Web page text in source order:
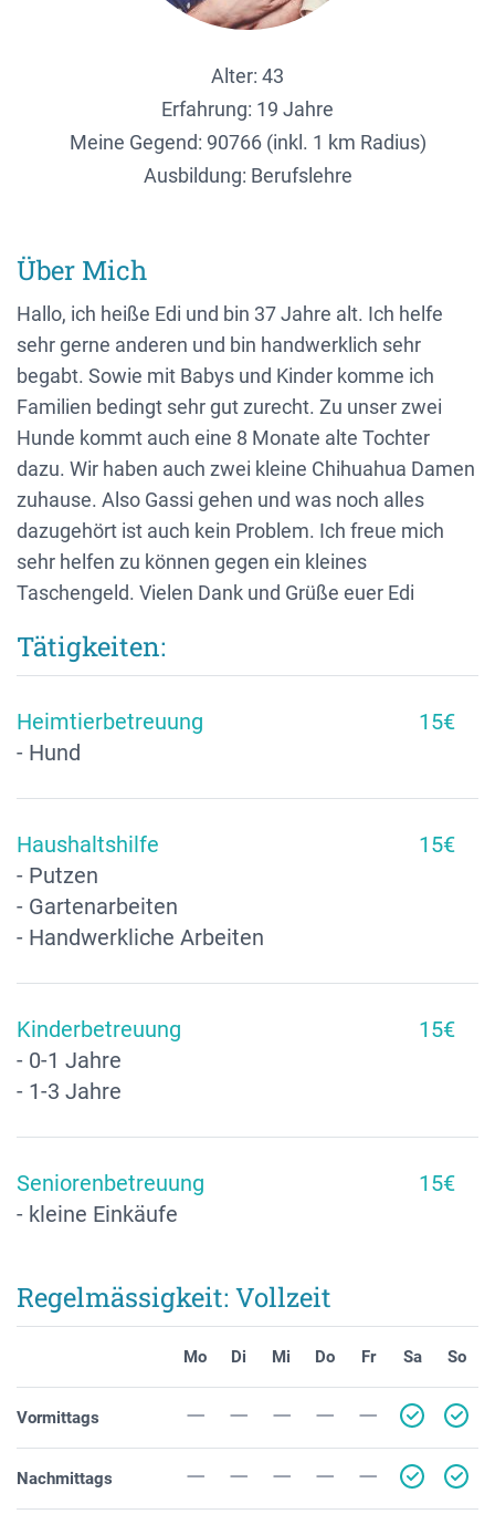
Alter: 43
Erfahrung: 19 Jahre
Meine Gegend: 90766 (inkl. 1 km Radius)
Ausbildung: Berufslehre
Über Mich
Hallo, ich heiße Edi und bin 37 Jahre alt. Ich helfe
sehr gerne anderen und bin handwerklich sehr
begabt. Sowie mit Babys und Kinder komme ich
Familien bedingt sehr gut zurecht. Zu unser zwei
Hunde kommt auch eine 8 Monate alte Tochter
dazu. Wir haben auch zwei kleine Chihuahua Damen
zuhause. Also Gassi gehen und was noch alles
dazugehört ist auch kein Problem. Ich freue mich
sehr helfen zu können gegen ein kleines
Taschengeld. Vielen Dank und Grüße euer Edi
Tätigkeiten:
Heimtierbetreuung
- Hund
15€
Haushaltshilfe
- Putzen
- Gartenarbeiten
- Handwerkliche Arbeiten
15€
Kinderbetreuung
- 0-1 Jahre
- 1-3 Jahre
15€
Seniorenbetreuung
- kleine Einkäufe
15€
Regelmässigkeit: Vollzeit
Mo Di Mi Do Fr Sa So
Vormittags
Nachmittags